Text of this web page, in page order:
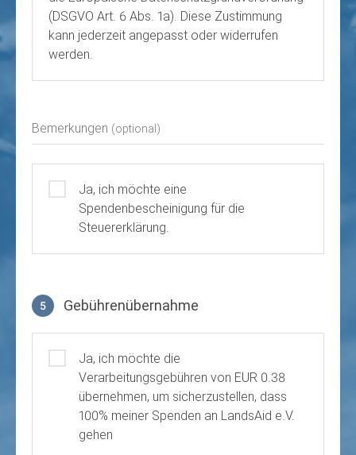
(DSGVO Art. 6 Abs. 1a). Diese Zustimmung
kann jederzeit angepasst oder widerrufen
werden.
Bemerkungen (optional)
Ja, ich möchte eine
Spendenbescheinigung für die
Steuererklärung.
5 Gebührenübernahme
Ja, ich möchte die
Verarbeitungsgebühren von EUR 0.38
übernehmen, um sicherzustellen, dass
100% meiner Spenden an LandsAid e.V.
gehen